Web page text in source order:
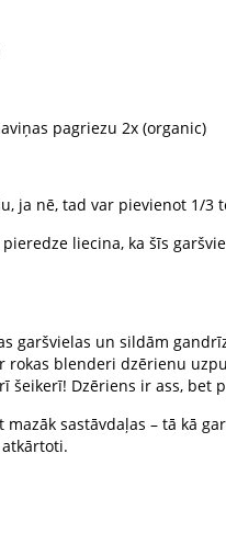
pagriezu 2x (organic)
ja nē, tad var pievienot 1/3
liecina, ka šīs
garšvielas un sildām
blenderi dzērienu
šeikerī! Dzēriens ir ass, bet
sastāvdaļas – tā kā